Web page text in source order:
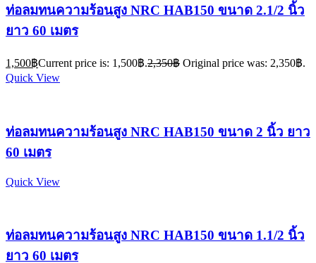
ท่อลมทนความร้อนสูง NRC HAB150 ขนาด 2.1/2 นิ้ว
ยาว 60 เมตร
1,500฿Current price is: 1,500฿.2,350฿ Original price was: 2,350฿.
Quick View
ท่อลมทนความร้อนสูง NRC HAB150 ขนาด 2 นิ้ว ยาว
60 เมตร
Quick View
ท่อลมทนความร้อนสูง NRC HAB150 ขนาด 1.1/2 นิ้ว
ยาว 60 เมตร